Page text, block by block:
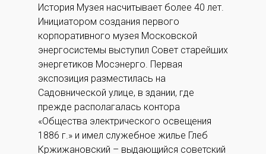
История Музея насчитывает более 40 лет.
Инициатором создания первого
корпоративного музея Московской
энергосистемы выступил Совет старейших
энергетиков Мосэнерго. Первая
экспозиция разместилась на
Садовнической улице, в здании, где
прежде располагалась контора
«Общества электрического освещения
1886 г.» и имел служебное жилье Глеб
Кржижановский – выдающийся советский